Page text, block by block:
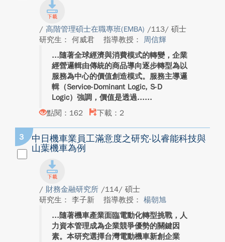
/ 高階管理碩士在職專班(EMBA) /113/ 碩士
研究生： 何威君
指導教授： 周信輝
隨著全球經濟與消費模式的轉變，企業
經營邏輯由傳統的商品導向逐步轉型為以
服務為中心的價值創造模式。服務主導邏
輯（Service-Dominant Logic, S-D
Logic）強調，價值是透過...
點閱：162
下載：2
3
中日機車業員工滿意度之研究-以睿能科技與
山葉機車為例
/ 財務金融研究所 /114/ 碩士
研究生： 李子新
指導教授： 楊朝旭
隨著機車產業面臨電動化轉型挑戰，人
力資本管理成為企業競爭優勢的關鍵因
素。本研究選擇台灣電動機車新創企業